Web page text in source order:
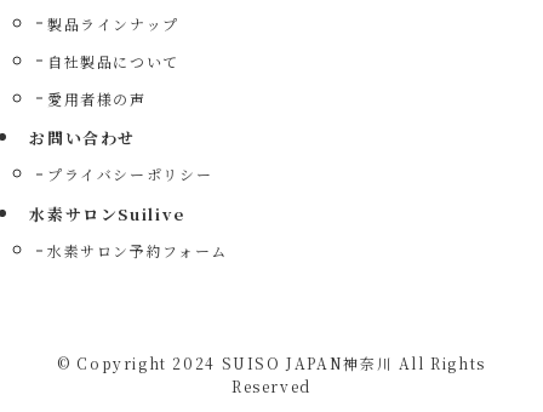
製品ラインナップ
自社製品について
愛用者様の声
お問い合わせ
プライバシーポリシー
水素サロンSuilive
水素サロン予約フォーム
© Copyright 2024 SUISO JAPAN神奈川 All Rights
Reserved